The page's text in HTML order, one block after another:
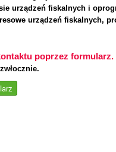
urządzeń fiskalnych i
urządzeń fiskalnych,
poprzez formularz.